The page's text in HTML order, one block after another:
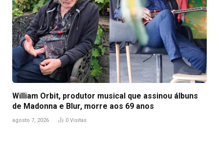
William Orbit, produtor musical que assinou álbuns
de Madonna e Blur, morre aos 69 anos
agosto 7, 2026 0 Visitas